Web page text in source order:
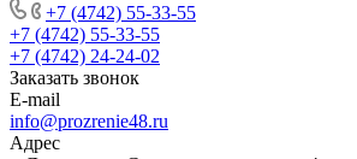
+7 (4742) 55-33-55
+7 (4742) 55-33-55
+7 (4742) 24-24-02
Заказать звонок
E-mail
info@prozrenie48.ru
Адрес